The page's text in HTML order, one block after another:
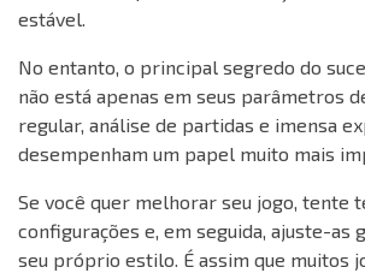
estável.
No entanto, o principal segredo do
não está apenas em seus parâmetros
regular, análise de partidas e imensa
desempenham um papel muito mais
Se você quer melhorar seu jogo, tente
configurações e, em seguida, ajuste-as
seu próprio estilo. É assim que muitos